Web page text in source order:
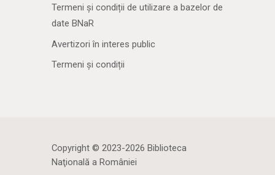
Termeni și condiții de utilizare a bazelor de
date BNaR
Avertizori în interes public
Termeni și condiții
Copyright © 2023-2026 Biblioteca
Naţională a României